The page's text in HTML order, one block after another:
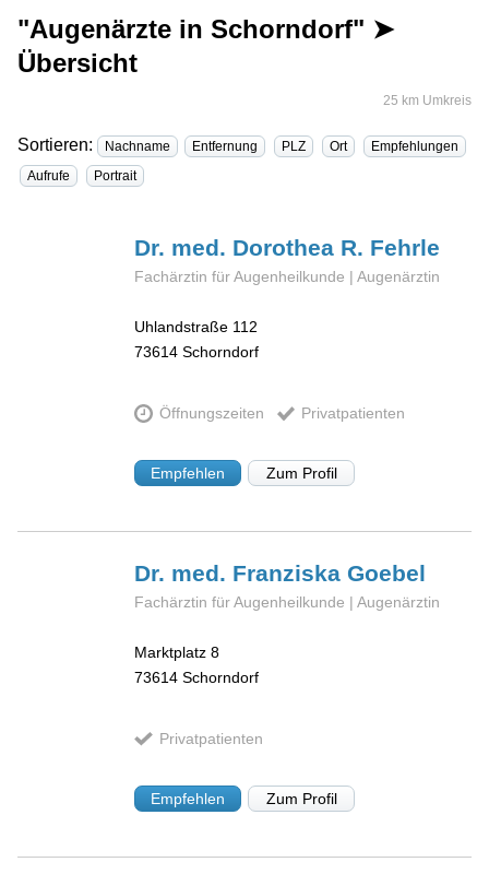
"Augenärzte in Schorndorf" ➤
Übersicht
25 km Umkreis
Sortieren: Nachname Entfernung PLZ Ort
Empfehlungen
Aufrufe
Portrait
Dr. med. Dorothea R. Fehrle
Fachärztin für Augenheilkunde | Augenärztin
Uhlandstraße 112
73614 Schorndorf
Öffnungszeiten Privatpatienten
Empfehlen Zum Profil
Dr. med. FranziskaGoebel
Fachärztin für Augenheilkunde | Augenärztin
Marktplatz 8
73614 Schorndorf
Privatpatienten
Empfehlen Zum Profil